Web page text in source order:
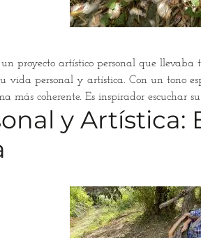
proyecto artístico personal que
vida personal y artística. Con un tono
coherente. Es inspirador escuchar
y Artística: